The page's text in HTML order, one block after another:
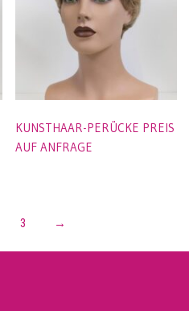
KUNSTHAAR-PERÜCKE PREIS
AUF ANFRAGE
3 →